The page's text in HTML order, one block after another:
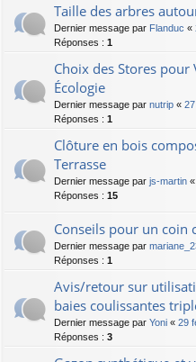
Taille des arbres
Dernier message par Flanduc «
Réponses : 1
Choix des Stores
Écologie
Dernier message par nutrip «
Réponses : 1
Clôture en bois
Terrasse
Dernier message par js-martin «
Réponses : 15
Conseils pour un coin
Dernier message par
Réponses : 1
Avis/retour sur
baies coulissantes
Dernier message par Yoni « 29
Réponses : 3